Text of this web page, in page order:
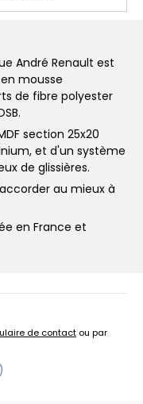
André Renault est
mousse
de fibre polyester
section 25x20
et d'un système
de glissières.
au mieux à
en France et
de contact ou par